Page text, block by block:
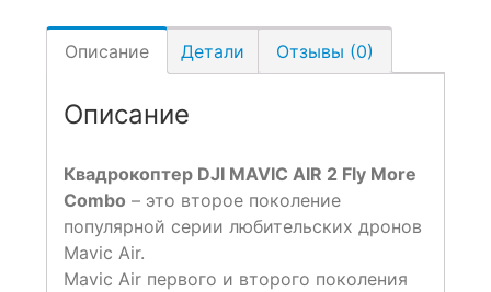
Описание Детали Отзывы (0)
Описание
Квадрокоптер DJI MAVIC AIR 2 Fly More
Combo – это второе поколение
популярной серии любительских дронов
Mavic Air.
Mavic Air первого и второго поколения